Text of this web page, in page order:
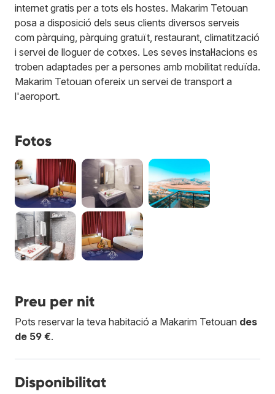
internet gratis per a tots els hostes. Makarim Tetouan
posa a disposició dels seus clients diversos serveis
com pàrquing, pàrquing gratuït, restaurant, climatització
i servei de lloguer de cotxes. Les seves instal·lacions es
troben adaptades per a persones amb mobilitat reduïda.
Makarim Tetouan ofereix un servei de transport a
l'aeroport.
Fotos
Preu per nit
Pots reservar la teva habitació a Makarim Tetouan des
de 59 €.
Disponibilitat